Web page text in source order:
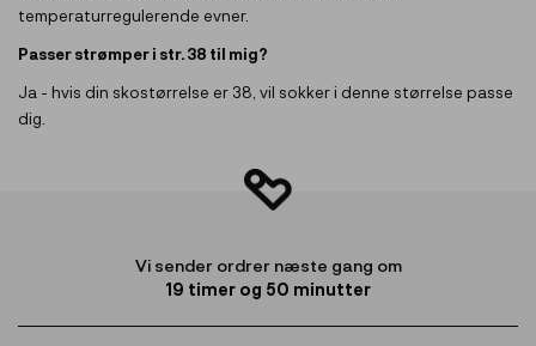
temperaturregulerende evner.
Passer strømper i str. 38 til mig?
Ja - hvis din skostørrelse er 38, vil sokker i denne størrelse passe
dig.
Vi sender ordrer næste gang om
19 timer og 50 minutter